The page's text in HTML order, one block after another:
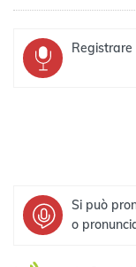
Si può
o